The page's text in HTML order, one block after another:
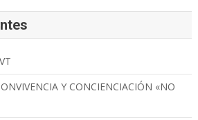
Y CONCIENCIACIÓN «NO